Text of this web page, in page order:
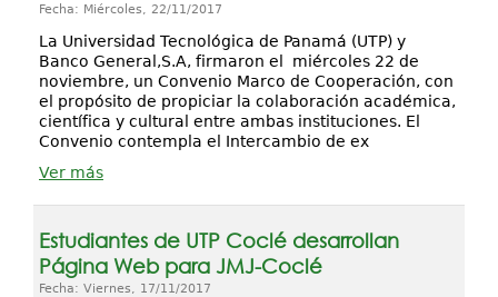
Fecha: Miércoles, 22/11/2017
La Universidad Tecnológica de Panamá (UTP) y
Banco General,S.A, firmaron el miércoles 22 de
noviembre, un Convenio Marco de Cooperación, con
el propósito de propiciar la colaboración académica,
científica y cultural entre ambas instituciones. El
Convenio contempla el Intercambio de ex
Ver más
Estudiantes de UTP Coclé desarrollan
Página Web para JMJ-Coclé
Fecha: Viernes, 17/11/2017